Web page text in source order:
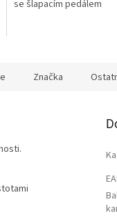
se šlapacím pedálem
Značka